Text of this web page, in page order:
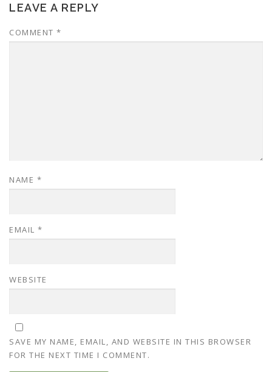
LEAVE A REPLY
COMMENT *
NAME *
EMAIL *
WEBSITE
SAVE MY NAME, EMAIL, AND WEBSITE IN THIS BROWSER
FOR THE NEXT TIME I COMMENT.